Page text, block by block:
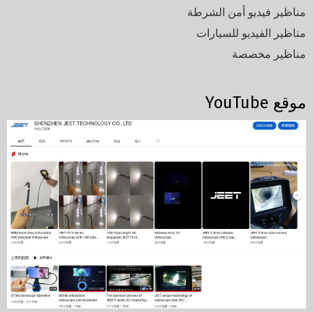
مناظير فيديو أمن الشرطة
مناظير الفيديو للسيارات
مناظير مخصصة
موقع YouTube